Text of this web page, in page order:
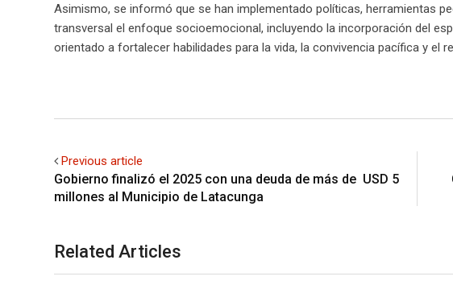
Asimismo, se informó que se han implementado políticas, herramientas
transversal el enfoque socioemocional, incluyendo la incorporación del
orientado a fortalecer habilidades para la vida, la convivencia pacífica y el
Previous article
Gobierno finalizó el 2025 con una deuda de más de USD 5
millones al Municipio de Latacunga
Related Articles